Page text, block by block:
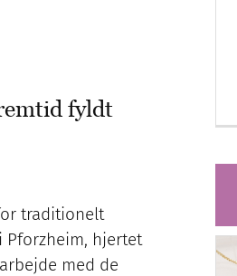
fyldt
traditionelt
hjertet
med de